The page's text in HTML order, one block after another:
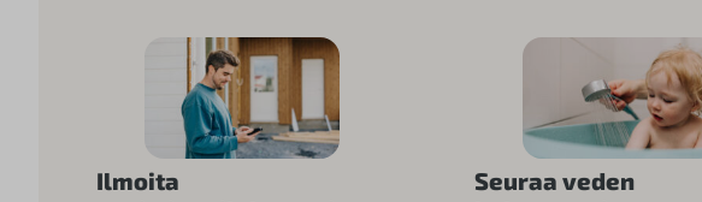
Ilmoita
Seuraa veden